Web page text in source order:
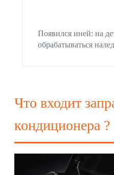
Появился иней: на
Что входит
кондиционера ?